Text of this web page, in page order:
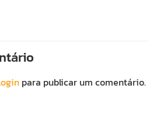
para publicar um comentário.